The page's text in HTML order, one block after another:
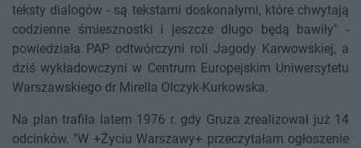
teksty dialogów - są tekstami doskonałymi, które chwytają
codzienne śmiesznostki i jeszcze długo będą bawiły" -
powiedziała PAP odtwórczyni roli Jagody Karwowskiej, a
dziś wykładowczyni w Centrum Europejskim Uniwersytetu
Warszawskiego dr Mirella Olczyk-Kurkowska.
Na plan trafiła latem 1976 r. gdy Gruza zrealizował już 14
odcinków. "W +Życiu Warszawy+ przeczytałam ogłoszenie